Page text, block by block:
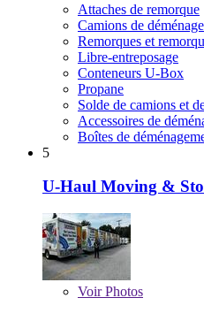
Attaches de remorque
Camions de
Remorques et
Libre-entreposage
Conteneurs U-Box
Propane
Solde de camions et
Accessoires de
Boîtes de
5
U-Haul Moving &
VoirPhotos